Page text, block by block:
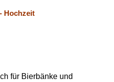
Hochzeit
für Bierbänke und